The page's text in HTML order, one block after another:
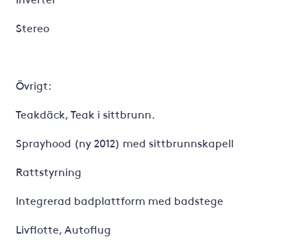
Stereo
Övrigt:
Teakdäck, Teak i sittbrunn.
Sprayhood (ny 2012) med sittbrunnskapell
Rattstyrning
Integrerad badplattform med badstege
Livflotte, Autoflug